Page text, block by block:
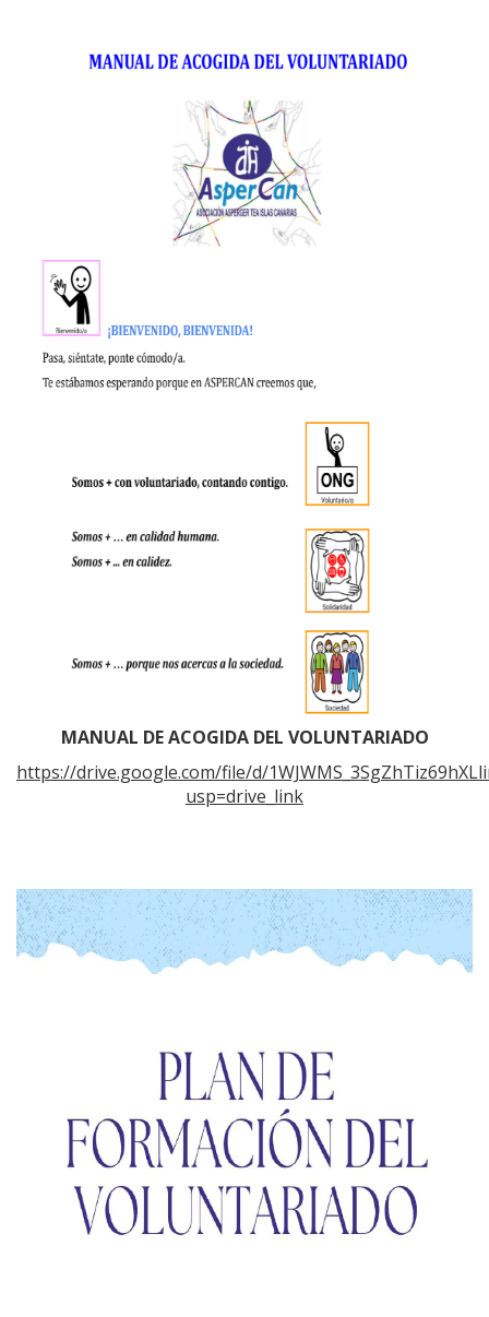
MANUAL DE ACOGIDA DEL VOLUNTARIADO
https://drive.google.com/file/d/
usp=drive_link